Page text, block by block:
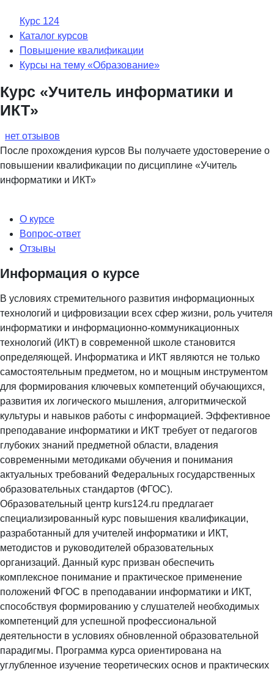
Курс 124
Каталог курсов
Повышение квалификации
Курсы на тему «Образование»
Курс «Учитель информатики и
ИКТ»
нет отзывов
После прохождения курсов Вы получаете удостоверение о
повышении квалификации по дисциплине «Учитель
информатики и ИКТ»
О курсе
Вопрос-ответ
Отзывы
Информация о курсе
В условиях стремительного развития информационных
технологий и цифровизации всех сфер жизни, роль учителя
информатики и информационно-коммуникационных
технологий (ИКТ) в современной школе становится
определяющей. Информатика и ИКТ являются не только
самостоятельным предметом, но и мощным инструментом
для формирования ключевых компетенций обучающихся,
развития их логического мышления, алгоритмической
культуры и навыков работы с информацией. Эффективное
преподавание информатики и ИКТ требует от педагогов
глубоких знаний предметной области, владения
современными методиками обучения и понимания
актуальных требований Федеральных государственных
образовательных стандартов (ФГОС).
Образовательный центр kurs124.ru предлагает
специализированный курс повышения квалификации,
разработанный для учителей информатики и ИКТ,
методистов и руководителей образовательных
организаций. Данный курс призван обеспечить
комплексное понимание и практическое применение
положений ФГОС в преподавании информатики и ИКТ,
способствуя формированию у слушателей необходимых
компетенций для успешной профессиональной
деятельности в условиях обновленной образовательной
парадигмы. Программа курса ориентирована на
углубленное изучение теоретических основ и практических